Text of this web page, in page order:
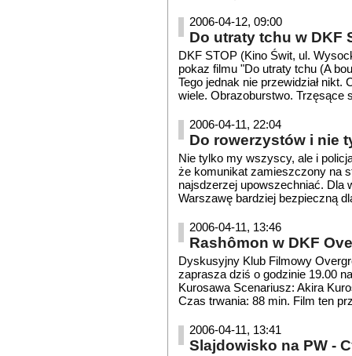
2006-04-12, 09:00
Do utraty tchu w DKF
DKF STOP (Kino Świt, ul.
pokaz filmu "Do utraty tchu (A
Tego jednak nie przewidział
wiele. Obrazoburstwo. Trzęsące
2006-04-11, 22:04
Do rowerzystów i nie
Nie tylko my wszyscy, ale i
że komunikat zamieszczony na
najsdzerzej upowszechniać. Dla
Warszawę bardziej bezpieczną
2006-04-11, 13:46
Rashômon w DKF
Dyskusyjny Klub Filmowy
zaprasza dziś o godzinie 19.00
Kurosawa Scenariusz: Akira
Czas trwania: 88 min. Film ten
2006-04-11, 13:41
Slajdowisko na PW -